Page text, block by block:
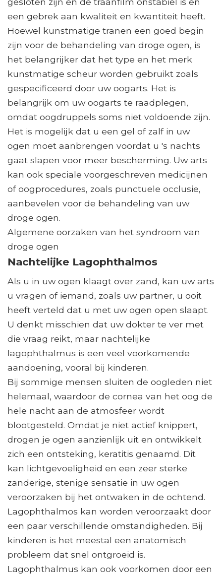
een gebrek aan kwaliteit en kwantiteit heeft.
Hoewel kunstmatige tranen een goed begin
zijn voor de behandeling van droge ogen, is
het belangrijker dat het type en het merk
kunstmatige scheur worden gebruikt zoals
gespecificeerd door uw oogarts. Het is
belangrijk om uw oogarts te raadplegen,
omdat oogdruppels soms niet voldoende zijn.
Het is mogelijk dat u een gel of zalf in uw
ogen moet aanbrengen voordat u 's nachts
gaat slapen voor meer bescherming. Uw arts
kan ook speciale voorgeschreven medicijnen
of oogprocedures, zoals punctuele occlusie,
aanbevelen voor de behandeling van uw
droge ogen.
Algemene oorzaken van het syndroom van
droge ogen
Nachtelijke Lagophthalmos
Als u in uw ogen klaagt over zand, kan uw arts
u vragen of iemand, zoals uw partner, u ooit
heeft verteld dat u met uw ogen open slaapt.
U denkt misschien dat uw dokter te ver met
die vraag reikt, maar nachtelijke
lagophthalmus is een veel voorkomende
aandoening, vooral bij kinderen.
Bij sommige mensen sluiten de oogleden niet
helemaal, waardoor de cornea van het oog de
hele nacht aan de atmosfeer wordt
blootgesteld. Omdat je niet actief knippert,
drogen je ogen aanzienlijk uit en ontwikkelt
zich een ontsteking, keratitis genaamd. Dit
kan lichtgevoeligheid en een zeer sterke
zanderige, stenige sensatie in uw ogen
veroorzaken bij het ontwaken in de ochtend.
Lagophthalmos kan worden veroorzaakt door
een paar verschillende omstandigheden. Bij
kinderen is het meestal een anatomisch
probleem dat snel ontgroeid is.
Lagophthalmus kan ook voorkomen door een